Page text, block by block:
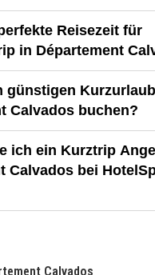
Reisezeit für
in Département
günstigen
Calvados buchen?
ich ein Kurztrip
Calvados bei
Calvados